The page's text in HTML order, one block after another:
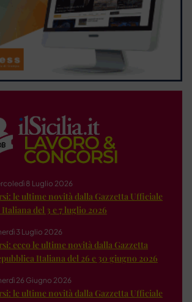
8 Luglio 2026
le ultime novità dalla Gazzetta Ufficiale
del 3 e 7 luglio 2026
3 Luglio 2026
ecco le ultime novità dalla Gazzetta
Italiana del 26 e 30 giugno 2026
26 Giugno 2026
le ultime novità dalla Gazzetta Ufficiale